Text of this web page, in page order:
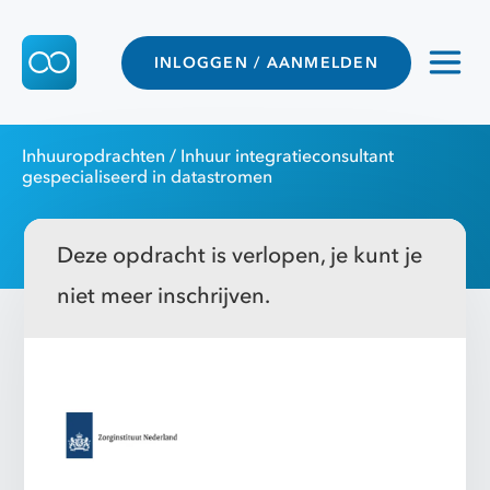
INLOGGEN / AANMELDEN
Inhuuropdrachten / Inhuur integratieconsultant
gespecialiseerd in datastromen
Deze opdracht is verlopen, je kunt je
niet meer inschrijven.